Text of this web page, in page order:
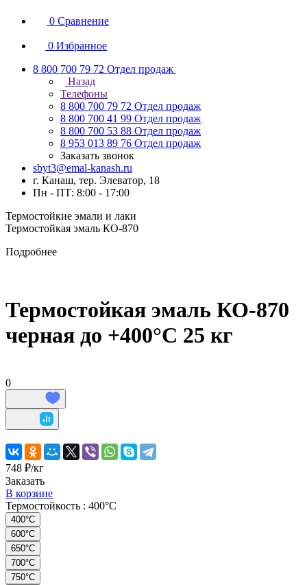
0 Сравнение
0 Избранное
8 800 700 79 72 Отдел продаж
Назад
Телефоны
8 800 700 79 72 Отдел продаж
8 800 700 41 99 Отдел продаж
8 800 700 53 88 Отдел продаж
8 953 013 89 76 Отдел продаж
Заказать звонок
sbyt3@emal-kanash.ru
г. Канаш, тер. Элеватор, 18
Пн - ПТ: 8:00 - 17:00
Термостойкие эмали и лаки
Термостойкая эмаль КО-870
Подробнее
Термостойкая эмаль КО-870
черная до +400°C 25 кг
0
748 ₽/кг
Заказать
В корзине
Термостойкость : 400°C
400°C
600°C
650°C
700°C
750°C